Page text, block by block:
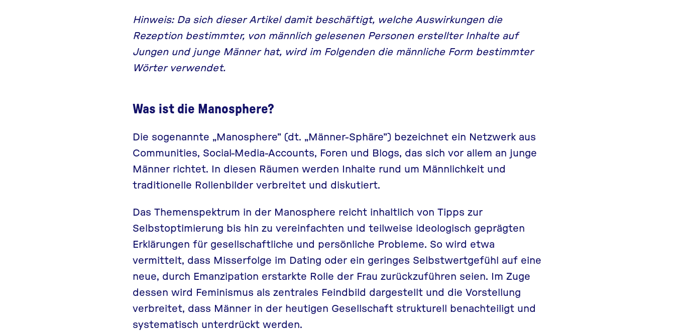
Hinweis: Da sich dieser Artikel damit beschäftigt, welche Auswirkungen die
Rezeption bestimmter, von männlich gelesenen Personen erstellter Inhalte auf
Jungen und junge Männer hat, wird im Folgenden die männliche Form bestimmter
Wörter verwendet.
Was ist die Manosphere?
Die sogenannte „Manosphere” (dt. „Männer-Sphäre”) bezeichnet ein Netzwerk aus
Communities, Social-Media-Accounts, Foren und Blogs, das sich vor allem an junge
Männer richtet. In diesen Räumen werden Inhalte rund um Männlichkeit und
traditionelle Rollenbilder verbreitet und diskutiert.
Das Themenspektrum in der Manosphere reicht inhaltlich von Tipps zur
Selbstoptimierung bis hin zu vereinfachten und teilweise ideologisch geprägten
Erklärungen für gesellschaftliche und persönliche Probleme. So wird etwa
vermittelt, dass Misserfolge im Dating oder ein geringes Selbstwertgefühl auf eine
neue, durch Emanzipation erstarkte Rolle der Frau zurückzuführen seien. Im Zuge
dessen wird Feminismus als zentrales Feindbild dargestellt und die Vorstellung
verbreitet, dass Männer in der heutigen Gesellschaft strukturell benachteiligt und
systematisch unterdrückt werden.